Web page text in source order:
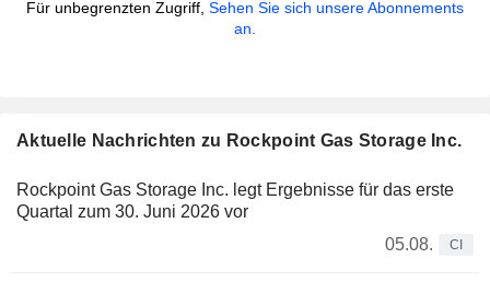
Für unbegrenzten Zugriff, Sehen Sie sich unsere Abonnements
an.
Aktuelle Nachrichten zu Rockpoint Gas Storage Inc.
Rockpoint Gas Storage Inc. legt Ergebnisse für das erste
Quartal zum 30. Juni 2026 vor
05.08.
CI